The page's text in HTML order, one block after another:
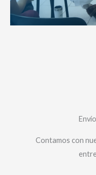
Contamos con